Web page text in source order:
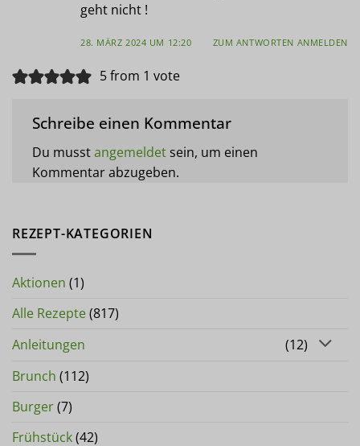
geht nicht !
28. MÄRZ 2024 UM 12:20 ZUM ANTWORTEN ANMELDEN
5 from 1 vote
Schreibe einen Kommentar
Du musstangemeldetsein, um einen
Kommentar abzugeben.
REZEPT-KATEGORIEN
Aktionen (1)
Alle Rezepte(817)
Anleitungen
(12)
Brunch (112)
Burger(7)
Frühstück(42)